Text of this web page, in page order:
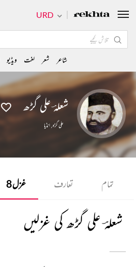
شعلہؔ علی گڑھ
علی گڑہ,انڈیا
تمام تعارف غزل8
شعلہؔ علی گڑھ کی غزلیں
URD
شاعر شعر لغت ویڈیو